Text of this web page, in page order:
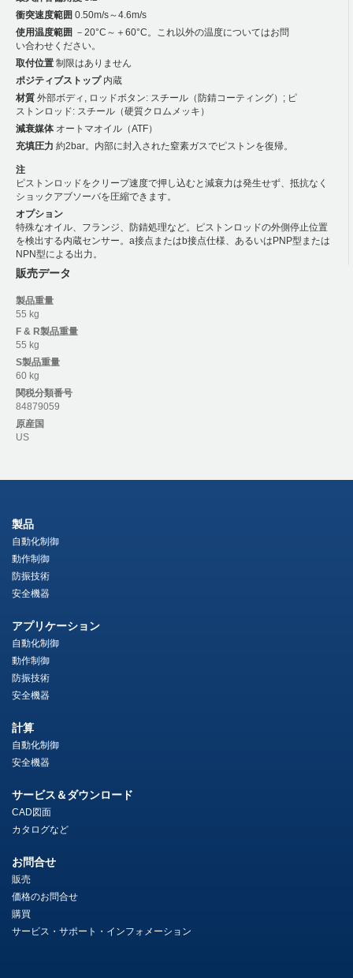
衝突速度範囲 0.50m/s～4.6m/s
使用温度範囲 －20°C～＋60°C。これ以外の温度についてはお問
い合わせください。
取付位置 制限はありません
ポジティブストップ内蔵
材質 外部ボディ, ロッドボタン: スチール（防錆コーティング）; ピ
ストンロッド: スチール（硬質クロムメッキ）
減衰媒体オートマオイル（ATF）
充填圧力 約2bar。内部に封入された窒素ガスでピストンを復帰。
注
ピストンロッドをクリープ速度で押し込むと減衰力は発生せず、抵抗なく
ショックアブソーバを圧縮できます。
オプション
特殊なオイル、フランジ、防錆処理など。ピストンロッドの外側停止位置
を検出する内蔵センサー。a接点またはb接点仕様、あるいはPNP型または
NPN型による出力。
販売データ
製品重量
55 kg
F & R製品重量
55 kg
S製品重量
60 kg
関税分類番号
84879059
原産国
US
製品
自動化制御
動作制御
防振技術
安全機器
アプリケーション
自動化制御
動作制御
防振技術
安全機器
計算
自動化制御
安全機器
サービス＆ダウンロード
CAD図面
カタログなど
お問合せ
販売
価格のお問合せ
購買
サービス・サポート・インフォメーション